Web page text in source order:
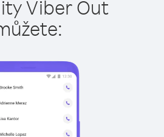
Viber Out